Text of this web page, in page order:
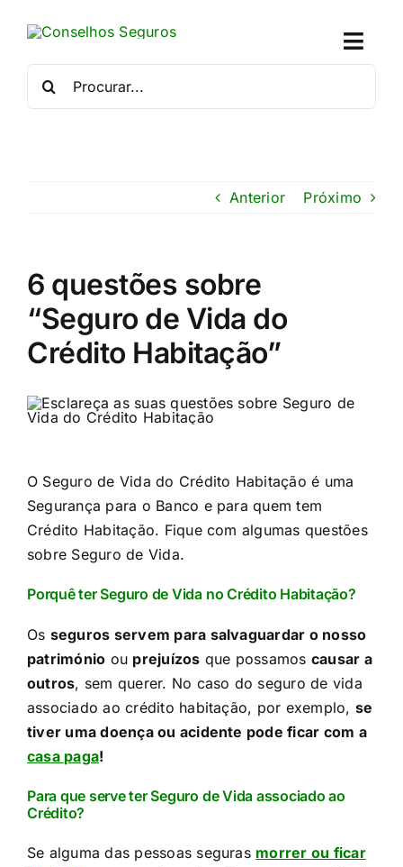
content
por:
Anterior Próximo
6 questões sobre
“Seguro de Vida do
Crédito Habitação”
O Seguro de Vida do Crédito Habitação é uma
Segurança para o Banco e para quem tem
Crédito Habitação.​ Fique com algumas questões
sobre Seguro de Vida.
Porquê ter Seguro de Vida no Crédito Habitação?​
Os seguros servem para salvaguardar o nosso
património ou prejuízos que possamos causar a
outros, sem querer. No caso do seguro de vida
associado ao crédito habitação, por exemplo, se
tiver uma doença ou acidente pode ficar com a
casa paga!
Para que serve ter Seguro de Vida associado ao
Crédito?​​
Se alguma das pessoas seguras morrer ou ficar